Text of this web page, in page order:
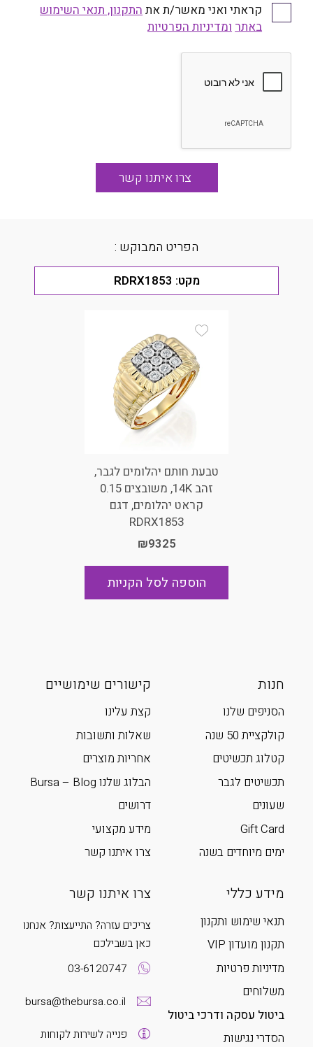
קראתי ואני מאשר/ת את התקנון, תנאי השימוש
באתר ומדיניות הפרטיות
הפריט המבוקש :
מקט: RDRX1853
Add Wishlist
טבעת חותם יהלומים לגבר,
זהב 14K, משובצים 0.15
קראט יהלומים, דגם
RDRX1853
₪9325
הוספה לסל הקניות
חנות
הסניפים שלנו
קולקציית 50 שנה
קטלוג תכשיטים
תכשיטים לגבר
שעונים
Gift Card
ימים מיוחדים בשנה
קישורים שימושיים
קצת עלינו
שאלות ותשובות
אחריות מוצרים
הבלוג שלנו Bursa – Blog
דרושים
מידע מקצועי
צרו איתנו קשר
מידע כללי
תנאי שימוש ותקנון
תקנון מועדון VIP
מדיניות פרטיות
משלוחים
ביטול עסקה ודרכי ביטול
הסדרי נגישות
צרו איתנו קשר
צריכים עזרה? התייעצות? אנחנו
כאן בשבילכם
03-6120747
bursa@thebursa.co.il
פנייה לשירות לקוחות